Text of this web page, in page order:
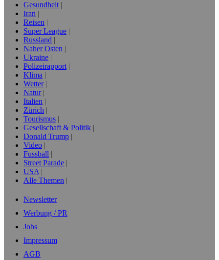
Gesundheit
Iran
Reisen
Super League
Russland
Naher Osten
Ukraine
Polizeirapport
Klima
Wetter
Natur
Italien
Zürich
Tourismus
Gesellschaft & Politik
Donald Trump
Video
Fussball
Street Parade
USA
Alle Themen
Newsletter
Werbung / PR
Jobs
Impressum
AGB